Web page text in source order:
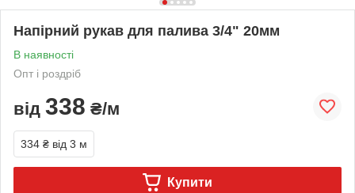
Напірний рукав для палива 3/4" 20мм
В наявності
Опт і роздріб
від 338 ₴/м
334 ₴ від 3 м
Купити